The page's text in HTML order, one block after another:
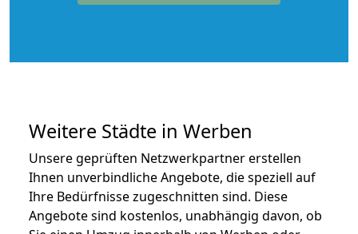
Weitere Städte in Werben
Unsere geprüften Netzwerkpartner erstellen
Ihnen unverbindliche Angebote, die speziell auf
Ihre Bedürfnisse zugeschnitten sind. Diese
Angebote sind kostenlos, unabhängig davon, ob